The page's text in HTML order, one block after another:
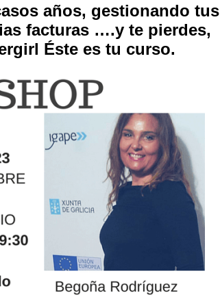
años, gestionando tus
facturas ….y te pierdes,
Éste es tu curso.